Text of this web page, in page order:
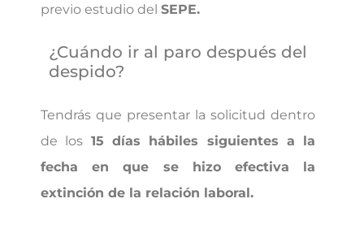
previo estudio del SEPE.
¿Cuándo ir al paro después del
despido?
Tendrás que presentar la solicitud dentro
de los 15 días hábiles siguientes a la
fecha en que se hizo efectiva la
extinción de la relación laboral.